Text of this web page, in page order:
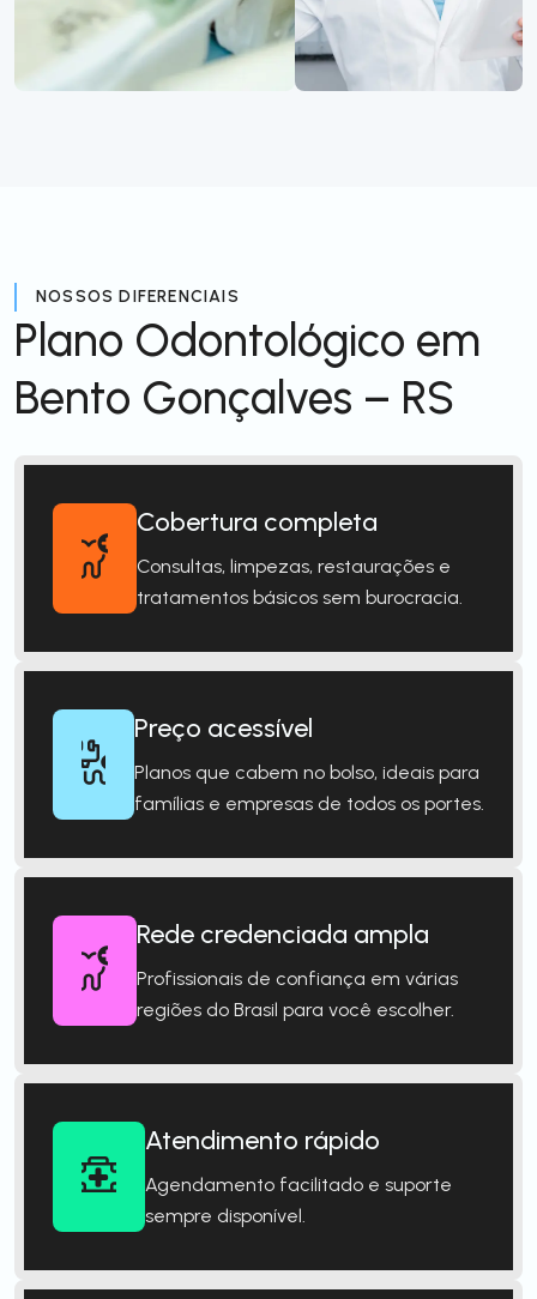
NOSSOS DIFERENCIAIS
Plano Odontológico em
Bento Gonçalves – RS
Cobertura completa
Consultas, limpezas, restaurações e
tratamentos básicos sem burocracia.
Preço acessível
Planos que cabem no bolso, ideais para
famílias e empresas de todos os portes.
Rede credenciada ampla
Profissionais de confiança em várias
regiões do Brasil para você escolher.
Atendimento rápido
Agendamento facilitado e suporte
sempre disponível.